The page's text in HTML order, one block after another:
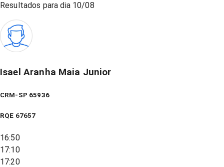
Resultados para dia 10/08
Isael Aranha Maia Junior
CRM-SP 65936
RQE 67657
16:50
17:10
17:20